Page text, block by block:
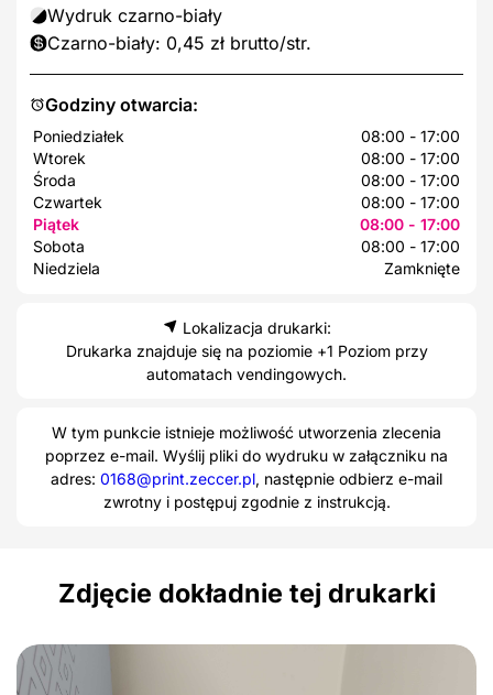
Godziny otwarcia:
Poniedziałek
08:00 - 17:00
Wtorek
08:00 - 17:00
Środa
08:00 - 17:00
Czwartek
08:00 - 17:00
Piątek
08:00 - 17:00
Sobota
08:00 - 17:00
Niedziela
Zamknięte
Wydruk czarno-biały
Czarno-biały: 0,45 zł brutto/str.
Lokalizacja drukarki:
Drukarka znajduje się na poziomie +1 Poziom przy
automatach vendingowych.
W tym punkcie istnieje możliwość utworzenia zlecenia
poprzez e-mail. Wyślij pliki do wydruku w załączniku na
adres: 0168@print.zeccer.pl, następnie odbierz e-mail
zwrotny i postępuj zgodnie z instrukcją.
Zdjęcie dokładnie tej drukarki